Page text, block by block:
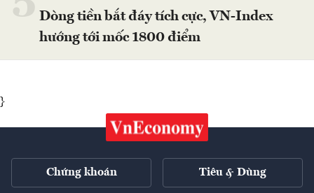
Dòng tiền bắt đáy tích cực, VN-Index
hướng tới mốc 1800 điểm
}
Chứng khoán Tiêu & Dùng